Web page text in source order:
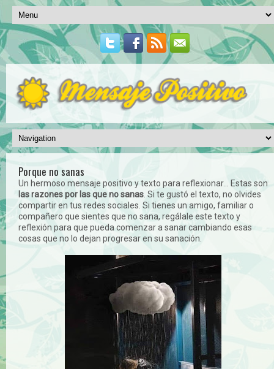
Porque no sanas
Un hermoso mensaje positivo y texto para reflexionar... Estas son
las razones por las que no sanas . Si te gustó el texto, no olvides
compartir en tus redes sociales. Si tienes un amigo, familiar o
compañero que sientes que no sana, regálale este texto y
reflexión para que pueda comenzar a sanar cambiando esas
cosas que no lo dejan progresar en su sanación.